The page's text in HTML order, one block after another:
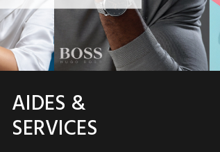
AIDES &
SERVICES